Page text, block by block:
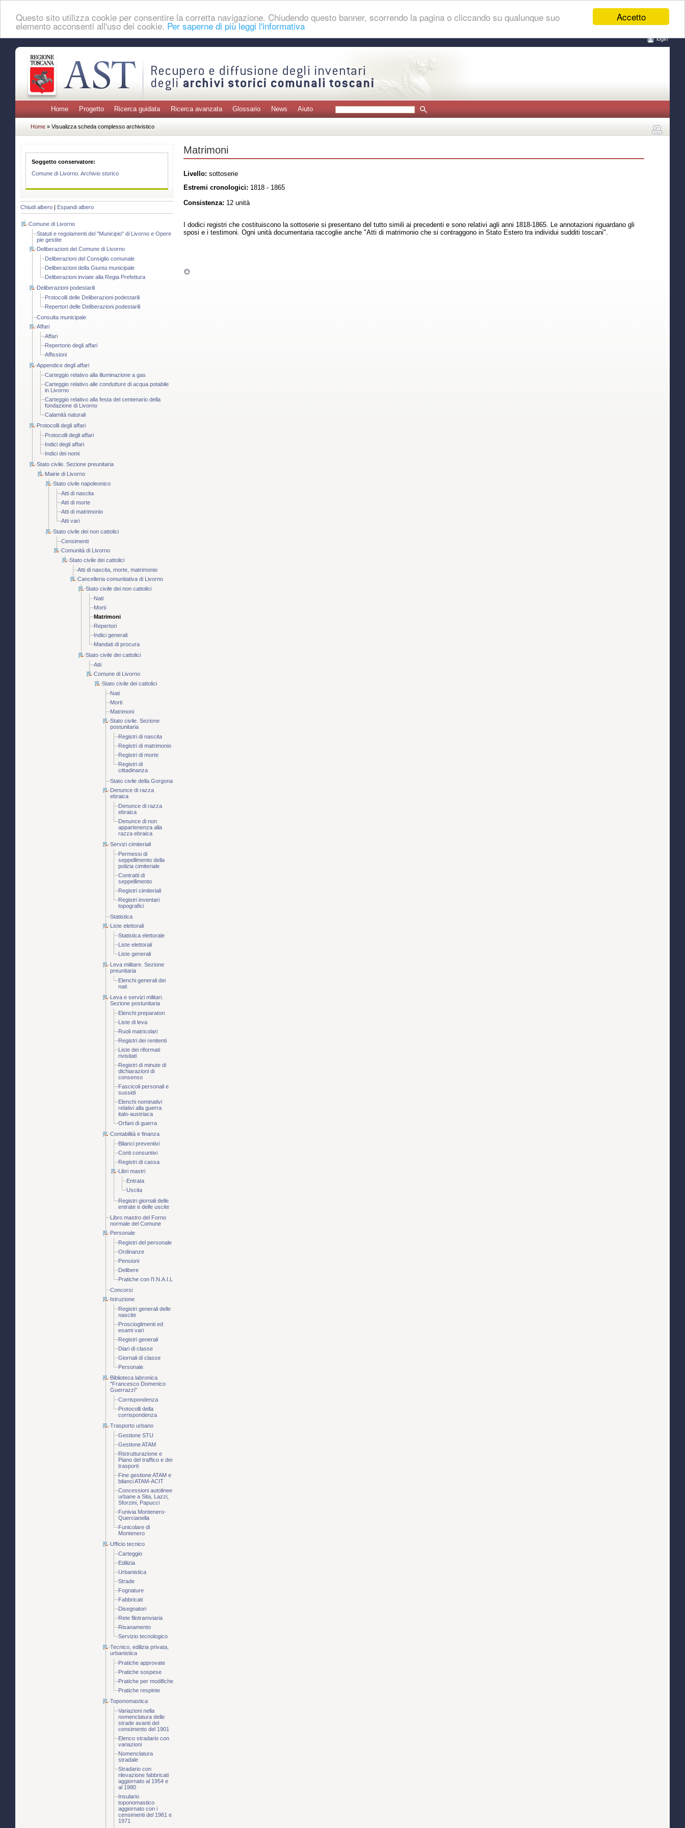
Accetto
Questo sito utilizza cookie per consentire la corretta navigazione. Chiudendo questo banner, scorrendo la pagina o cliccando su qualunque suo
elemento acconsenti all'uso dei cookie. Per saperne di più leggi l'informativa
login
Home Progetto Ricerca guidata Ricerca avanzata Glossario News Aiuto
Home » Visualizza scheda complesso archivistico
Soggetto conservatore:
Comune di Livorno. Archivio storico
Chiudi albero Espandi albero
Comune di Livorno
Statuti e regolamenti del "Municipio" di Livorno e Opere
pie gestite
Deliberazioni del Comune di Livorno
Deliberazioni del Consiglio comunale
Deliberazioni della Giunta municipale
Deliberazioni inviate alla Regia Prefettura
Deliberazioni podestarili
Protocolli delle Deliberazioni podestarili
Repertori delle Deliberazioni podestarili
Consulta municipale
Affari
Affari
Repertorio degli affari
Affissioni
Appendice degli affari
Carteggio relativo alla illuminazione a gas
Carteggio relativo alle condutture di acqua potabile
in Livorno
Carteggio relativo alla festa del centenario della
fondazione di Livorno
Calamità naturali
Protocolli degli affari
Protocolli degli affari
Indici degli affari
Indici dei nomi
Stato civile. Sezione preunitaria
Mairie di Livorno
Stato civile napoleonico
Atti di nascita
Atti di morte
Atti di matrimonio
Atti vari
Stato civile dei non cattolici
Censimenti
Comunità di Livorno
Stato civile dei cattolici
Atti di nascita, morte, matrimonio
Cancelleria comunitativa di Livorno
Stato civile dei non cattolici
Nati
Morti
Matrimoni
Repertori
Indici generali
Mandati di procura
Stato civile dei cattolici
Atti
Comune di Livorno
Stato civile dei cattolici
Nati
Morti
Matrimoni
Stato civile. Sezione
postunitaria
Registri di nascita
Registri di matrimonio
Registri di morte
Registri di
cittadinanza
Stato civile della Gorgona
Denunce di razza
ebraica
Denunce di razza
ebraica
Denunce di non
appartenenza alla
razza ebraica
Servizi cimiteriali
Permessi di
seppellimento della
polizia cimiteriale
Contratti di
seppellimento
Registri cimiteriali
Registri inventari
topografici
Statistica
Liste elettorali
Statistica elettorale
Liste elettorali
Liste generali
Leva militare. Sezione
preunitaria
Elenchi generali dei
nati
Leva e servizi militari.
Sezione postunitaria
Elenchi preparatori
Liste di leva
Ruoli matricolari
Registri dei renitenti
Liste dei riformati
rivisitati
Registri di minute di
dichiarazioni di
consenso
Fascicoli personali e
sussidi
Elenchi nominativi
relativi alla guerra
italo-austriaca
Orfani di guerra
Contabilità e finanza
Bilanci preventivi
Conti consuntivi
Registri di cassa
Libri mastri
Entrata
Uscita
Registri giornali delle
entrate e delle uscite
Libro mastro del Forno
normale del Comune
Personale
Registri del personale
Ordinanze
Pensioni
Delibere
Pratiche con l'I.N.A.I.L
Concorsi
Istruzione
Registri generali delle
nascite
Proscioglimenti ed
esami vari
Registri generali
Diari di classe
Giornali di classe
Personale
Biblioteca labronica
"Francesco Domenico
Guerrazzi"
Corrispondenza
Protocolli della
corrispondenza
Trasporto urbano
Gestione STU
Gestione ATAM
Ristrutturazione e
Piano del traffico e dei
trasporti
Fine gestione ATAM e
bilanci ATAM-ACIT
Concessioni autolinee
urbane a Sita, Lazzi,
Sforzini, Papucci
Funivia Montenero-
Quercianella
Funicolare di
Montenero
Ufficio tecnico
Carteggio
Edilizia
Urbanistica
Strade
Fognature
Fabbricati
Disegnatori
Rete filotramviaria
Risanamento
Servizio tecnologico
Tecnico, edilizia privata,
urbanistica
Pratiche approvate
Pratiche sospese
Pratiche per modifiche
Pratiche respinte
Toponomastica
Variazioni nella
nomenclatura delle
strade avanti del
censimento del 1901
Elenco stradario con
variazioni
Nomenclatura
stradale
Stradario con
rilevazione fabbricati
aggiornato al 1954 e
al 1980
Insulario
toponomastico
aggiornato con i
censimenti del 1961 e
1971
Matrimoni
Livello: sottoserie
Estremi cronologici: 1818 - 1865
Consistenza: 12 unità
I dodici registri che costituiscono la sottoserie si presentano del tutto simili ai precedenti e sono relativi agli anni 1818-1865. Le annotazioni riguardano gli
sposi e i testimoni. Ogni unità documentaria raccoglie anche "Atti di matrimonio che si contraggono in Stato Estero tra individui sudditi toscani".